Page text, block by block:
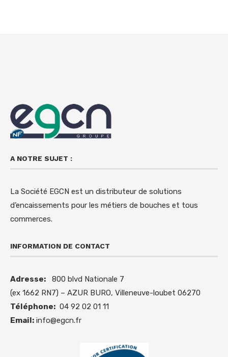
A NOTRE SUJET :
La Société EGCN est un distributeur de solutions
d’encaissements pour les métiers de bouches et tous
commerces.
INFORMATION DE CONTACT
Adresse: 800 blvd Nationale 7
(ex 1662 RN7) – AZUR BURO, Villeneuve-loubet 06270
Téléphone: 04 92 02 01 11
Email: info@egcn.fr